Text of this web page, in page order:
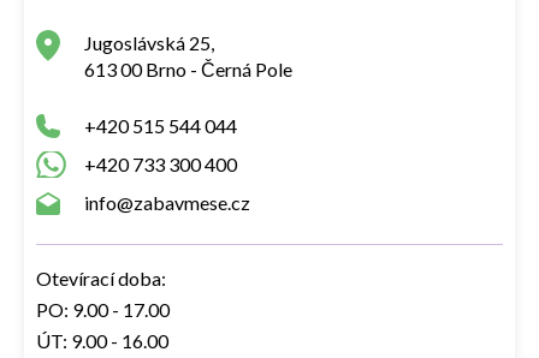
Jugoslávská 25,
613 00 Brno - Černá Pole
+420 515 544 044
+420 733 300 400
info@zabavmese.cz
Otevírací doba:
PO: 9.00 - 17.00
ÚT: 9.00 - 16.00